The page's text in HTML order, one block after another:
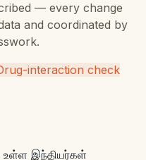
— every change
and coordinated by
interaction check
உள்ள இந்தியர்கள்